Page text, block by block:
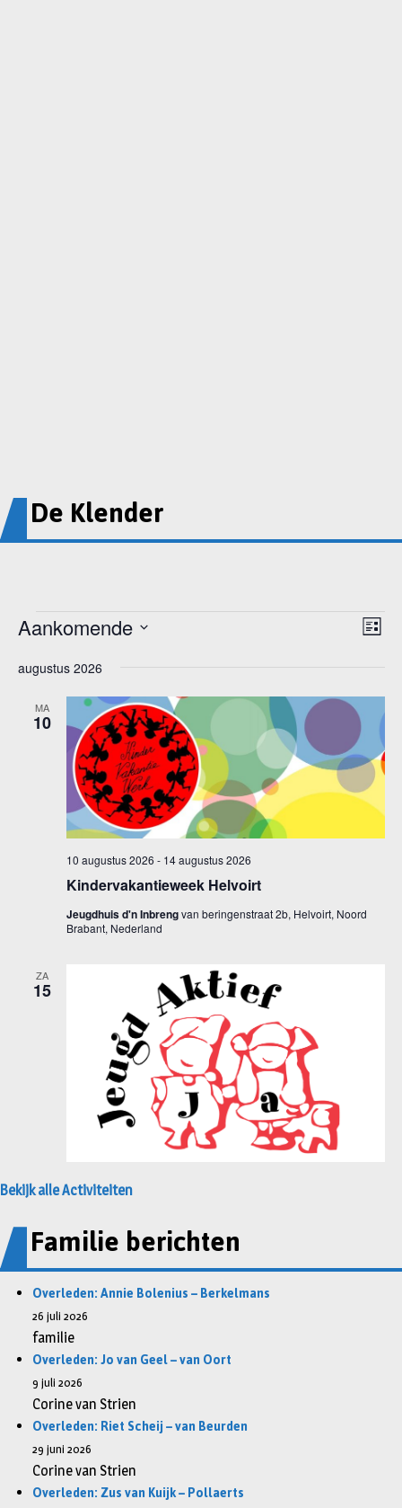
De Klender
Bekijk alle Activiteiten
Familie berichten
Overleden: Annie Bolenius – Berkelmans
26 juli 2026
familie
Overleden: Jo van Geel – van Oort
9 juli 2026
Corine van Strien
Overleden: Riet Scheij – van Beurden
29 juni 2026
Corine van Strien
Overleden: Zus van Kuijk – Pollaerts